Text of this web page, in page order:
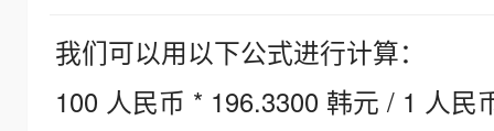
我们可以用以下公式进行计算：
100 人民币 * 196.3300 韩元 / 1 人民